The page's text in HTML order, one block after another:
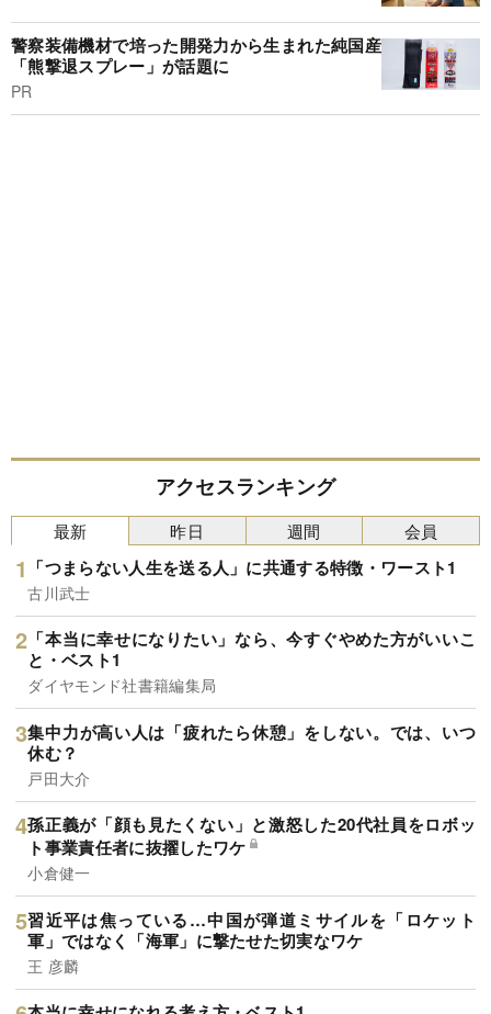
警察装備機材で培った開発力から生まれた純国産
「熊撃退スプレー」が話題に
PR
アクセスランキング
最新
「つまらない人生を送る人」に共通する特徴・ワースト1
古川武士
「本当に幸せになりたい」なら、今すぐやめた方がいいこ
と・ベスト1
ダイヤモンド社書籍編集局
集中力が高い人は「疲れたら休憩」をしない。では、いつ
休む？
戸田大介
孫正義が「顔も見たくない」と激怒した20代社員をロボッ
ト事業責任者に抜擢したワケ
小倉健一
習近平は焦っている…中国が弾道ミサイルを「ロケット
軍」ではなく「海軍」に撃たせた切実なワケ
王 彦麟
昨日 週間 会員